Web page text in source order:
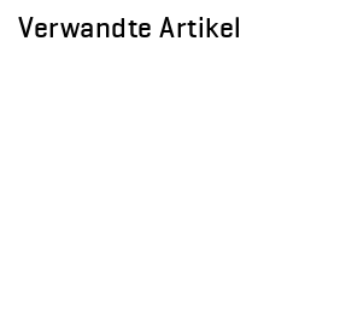
Verwandte Artikel